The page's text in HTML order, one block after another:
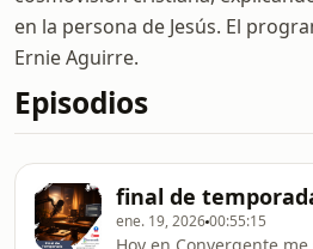
en la persona de Jesús. El
Ernie Aguirre.
Episodios
final de
ene. 19, 202600:55:15